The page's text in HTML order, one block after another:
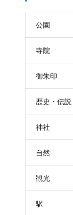
公園
寺院
御朱印
歴史・伝説
神社
自然
観光
駅